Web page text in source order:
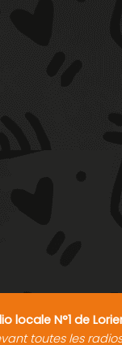
locale N°1 de
toutes les